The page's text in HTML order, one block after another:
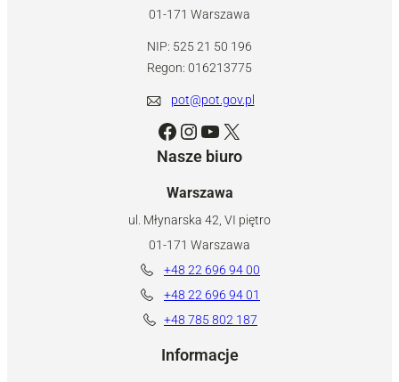
01-171 Warszawa
NIP: 525 21 50 196
Regon: 016213775
pot@pot.gov.pl
Facebook Instagram YouTube X
Nasze biuro
Warszawa
ul. Młynarska 42, VI piętro
01-171 Warszawa
+48 22 696 94 00
+48 22 696 94 01
+48 785 802 187
Informacje